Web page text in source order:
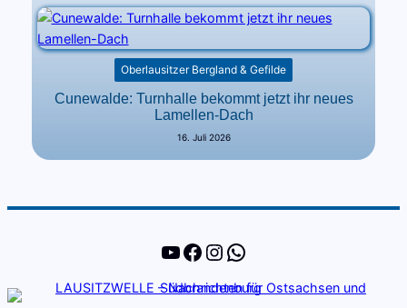
Oberlausitzer Bergland & Gefilde
Cunewalde: Turnhalle bekommt jetzt ihr neues
Lamellen-Dach
16. Juli 2026
YouTube
Facebook
Instagram
WhatsApp